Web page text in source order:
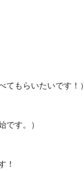
もらいたいです！）
す。）
！